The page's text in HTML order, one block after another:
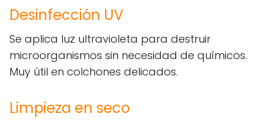
Desinfección UV
Se aplica luz ultravioleta para destruir
microorganismos sin necesidad de químicos.
Muy útil en colchones delicados.
Limpieza en seco